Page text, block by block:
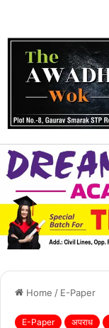
Home / E-Paper
E-Paper अपराध